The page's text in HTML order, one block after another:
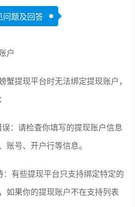
问题及回答
户
蟹提现平台时无法绑定提现账户，
：请检查你填写的提现账户信息
账号、开户行等信息。
：有些提现平台只支持绑定特定的
如果你的提现账户不在支持列表